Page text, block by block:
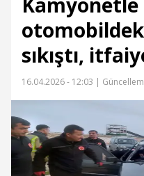
sıkıştı,
16.04.2026 - 12:03 |